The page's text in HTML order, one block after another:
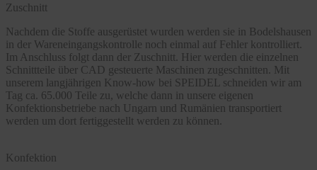
Zuschnitt
Nachdem die Stoffe ausgerüstet wurden werden sie in Bodelshausen
in der Wareneingangskontrolle noch einmal auf Fehler kontrolliert.
Im Anschluss folgt dann der Zuschnitt. Hier werden die einzelnen
Schnittteile über CAD gesteuerte Maschinen zugeschnitten. Mit
unserem langjährigen Know-how bei SPEIDEL schneiden wir am
Tag ca. 65.000 Teile zu, welche dann in unsere eigenen
Konfektionsbetriebe nach Ungarn und Rumänien transportiert
werden um dort fertiggestellt werden zu können.
Konfektion